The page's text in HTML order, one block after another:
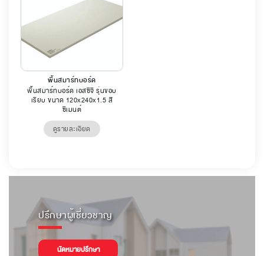
พื้นสมาร์ทบอร์ด
พื้นสมาร์ทบอร์ด เอสซีจี รุ่นขอบ
เรียบ ขนาด 120x240x1.5 สี
ซีเมนต์
ดูรายละเอียด
ปรึกษาผู้เชี่ยวชาญ
นัดหมายปรึกษา